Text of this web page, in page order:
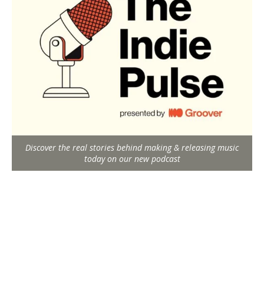
Discover the real stories behind making & releasing music
today on our new podcast